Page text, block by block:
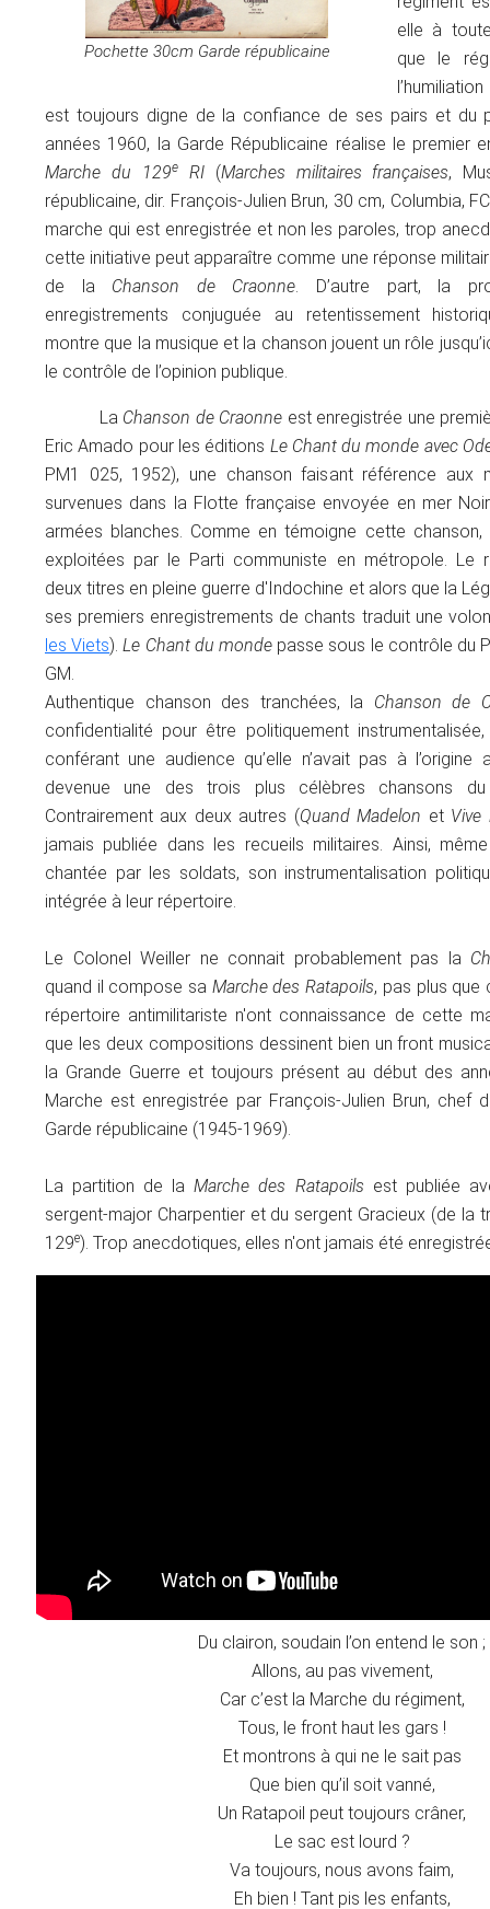
Pochette 30cm Garde républicaine
elle à
que le
est toujours digne de la confiance de ses pairs et du
années 1960, la Garde Républicaine réalise le premier
Marche du 129eRI(Marches militaires françaises,
républicaine, dir. François-Julien Brun, 30 cm, Columbia,
marche qui est enregistrée et non les paroles, trop
cette initiative peut apparaître comme une réponse
de la Chanson de Craonne. D’autre part, la
enregistrements conjuguée au retentissement
montre que la musique et la chanson jouent un rôle
le contrôle de l’opinion publique.
La Chanson de Craonne est enregistrée une
Eric Amado pour les éditions Le Chant du monde avec
PM1 025, 1952), une chanson faisant référence aux
survenues dans la Flotte française envoyée en mer
armées blanches. Comme en témoigne cette
exploitées par le Parti communiste en métropole. Le
deux titres en pleine guerre d'Indochine et alors que la
ses premiers enregistrements de chants traduit une
les Viets).Le Chant du monde passe sous le contrôle du
GM.
Authentique chanson des tranchées, la Chanson de
confidentialité pour être politiquement instrumentalisée,
conférant une audience qu’elle n’avait pas à l’origine
devenue une des trois plus célèbres chansons
Contrairement aux deux autres (Quand Madelon et Vive
jamais publiée dans les recueils militaires. Ainsi,
chantée par les soldats, son instrumentalisation
intégrée à leur répertoire.
Le Colonel Weiller ne connait probablement pas la
quand il compose sa Marche des Ratapoils, pas plus que
répertoire antimilitariste n'ont connaissance de cette
que les deux compositions dessinent bien un front
la Grande Guerre et toujours présent au début des
Marche est enregistrée par François-Julien Brun, chef
Garde républicaine (1945-1969).
La partition de laMarche des Ratapoils est publiée
sergent-major Charpentier et du sergent Gracieux (de la
129e). Trop anecdotiques, elles n'ont jamais été
Du clairon, soudain l’on entend le son ;
Allons, au pas vivement,
Car c’est la Marche du régiment,
Tous, le front haut les gars !
Et montrons à qui ne le sait pas
Que bien qu’il soit vanné,
Un Ratapoil peut toujours crâner,
Le sac est lourd ?
Va toujours, nous avons faim,
Eh bien ! Tant pis les enfants,